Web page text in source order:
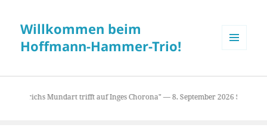
Willkommen beim
Hoffmann-Hammer-Trio!
"Erichs Mundart trifft auf Inges Chorona" — 8. September 2026